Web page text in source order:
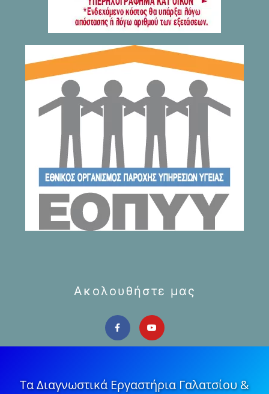
Ακολουθήστε μας
Τα Διαγνωστικά Εργαστήρια Γαλατσίου &